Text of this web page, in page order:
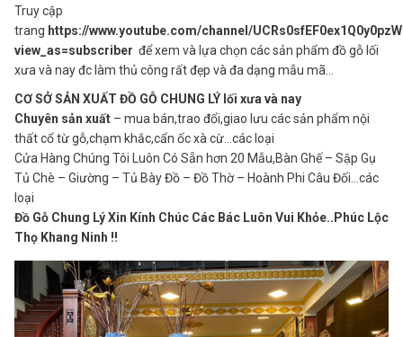
Truy cập
trang https://www.youtube.com/channel/
view_as=subscriber để xem và lựa chọn các sản phẩm đồ gỗ lối
xưa và nay đc làm thủ công rất đẹp và đa dạng mẫu mã…
CƠ SỞ SẢN XUẤT ĐỒ GỖ CHUNG LÝ lối xưa và nay
Chuyên sản xuất – mua bán,trao đổi,giao lưu các sản phẩm nội
thất cổ từ gỗ,chạm khắc,cẩn ốc xà cừ…các loại
Cửa Hàng Chúng Tôi Luôn Có Sẵn hơn 20 Mẫu,Bàn Ghế – Sập Gụ
Tủ Chè – Giường – Tủ Bày Đồ – Đồ Thờ – Hoành Phi Câu Đối…các
loại
Đồ Gỗ Chung Lý Xin Kính Chúc Các Bác Luôn Vui Khỏe..Phúc Lộc
Thọ Khang Ninh !!